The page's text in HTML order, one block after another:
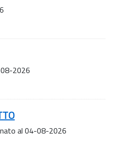
2026
al 04-08-2026